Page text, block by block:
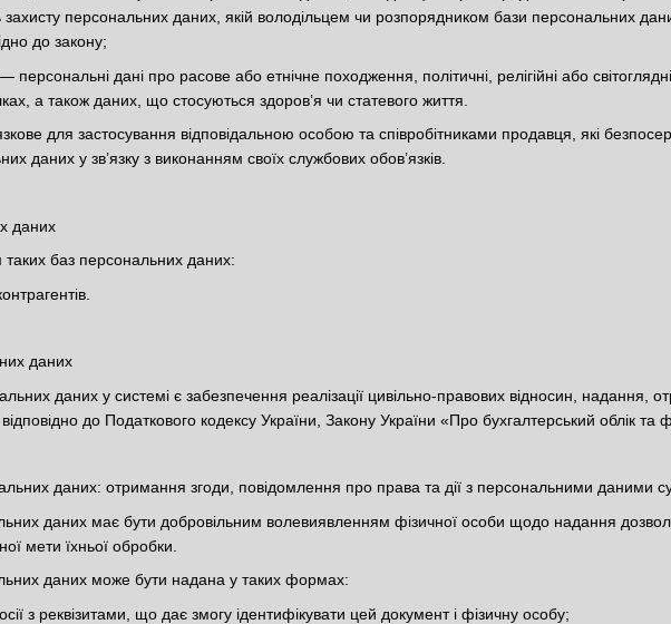
персональних даних, якій володільцем чи розпорядником бази персональних
до закону;
— персональні дані про расове або етнічне походження, політичні, релігійні або
а також даних, що стосуються здоров’я чи статевого життя.
для застосування відповідальною особою та співробітниками продавця, які
даних у зв’язку з виконанням своїх службових обов’язків.
даних
баз персональних даних:
даних
даних у системі є забезпечення реалізації цивільно-правових відносин, надання,
до Податкового кодексу України, Закону України «Про бухгалтерський облік та
даних: отримання згоди, повідомлення про права та дії з персональними даними
даних має бути добровільним волевиявленням фізичної особи щодо надання
мети їхньої обробки.
даних може бути надана у таких формах:
з реквізитами, що дає змогу ідентифікувати цей документ і фізичну особу;